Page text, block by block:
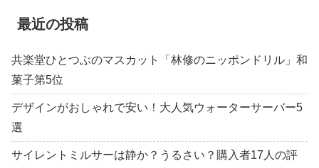
最近の投稿
共楽堂ひとつぶのマスカット「林修のニッポンドリル」和
菓子第5位
デザインがおしゃれで安い！大人気ウォーターサーバー5
選
サイレントミルサーは静か？うるさい？購入者17人の評